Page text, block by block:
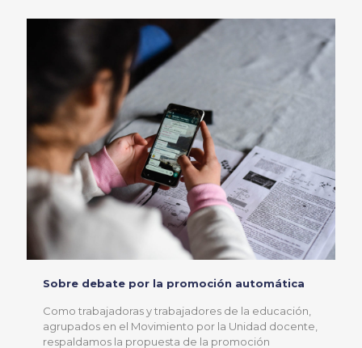
Sobre debate por la promoción automática
Como trabajadoras y trabajadores de la educación,
agrupados en el Movimiento por la Unidad docente,
respaldamos la propuesta de la promoción